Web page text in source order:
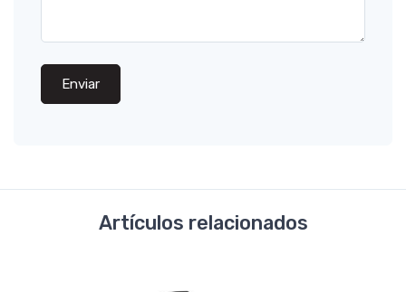
Enviar
Artículos relacionados